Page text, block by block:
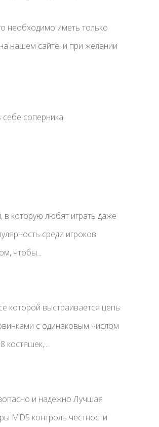
необходимо иметь только
нашем сайте. и при желании
соперника.
в которую любят играть даже
среди игроков
чтобы...
которой выстраивается цепь
с одинаковым числом
костяшек,...
и надежно Лучшая
MD5 контроль честности